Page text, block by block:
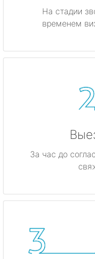
На стадии
временем
За час до